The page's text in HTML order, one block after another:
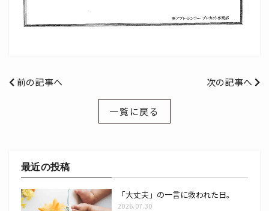
前の記事へ 次の記事へ
一覧に戻る
最近の投稿
「大丈夫」の一言に救われた日。
2026.07.30